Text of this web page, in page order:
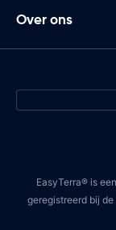
Over ons
EasyTerra® is
geregistreerd bij